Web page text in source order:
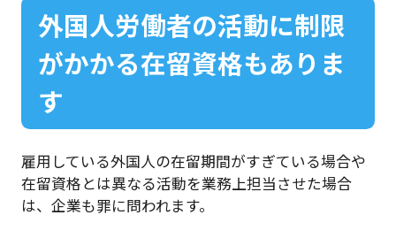
外国人労働者の活動に制限
がかかる在留資格もありま
す
雇用している外国人の在留期間がすぎている場合や
在留資格とは異なる活動を業務上担当させた場合
は、企業も罪に問われます。